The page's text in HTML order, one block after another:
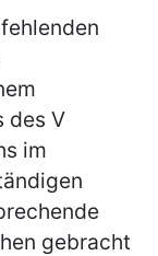
des V
im
gebracht